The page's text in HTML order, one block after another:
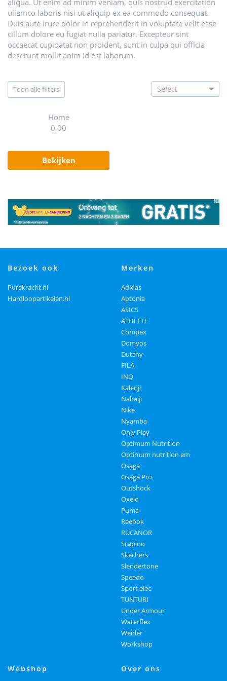
ullamco laboris nisi ut aliquip ex ea commodo consequat.
Duis aute irure dolor in reprehenderit in voluptate velit esse
cillum dolore eu fugiat nulla pariatur. Excepteur sint
occaecat cupidatat non proident, sunt in culpa qui officia
deserunt mollit anim id est laborum.
toon alle filters
Home
0,00
bekijken
bezoek ook
Purekracht.nl
Hardloopartikelen.nl
merken
Adidas
Aptonia
ASICS
ATHLETE
Compex
Domyos
Dutchy
FILA
INQ
Kalenji
Nabaiji
Nike
Nyamba
Only Play
Optimum Nutrition
Optimum nutrition em
Osaga
Osaga Pro
Outshock
Oxelo
Puma
Reebok
RUCANOR
Scapino
Skechers
Slendertone
Speedo
Sport elec
TUNTURI
Under Armour
Waterflex
Weider
Workshop
webshop over ons